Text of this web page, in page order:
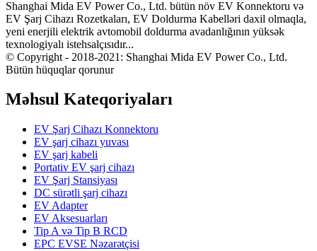
Shanghai Mida EV Power Co., Ltd. bütün növ EV Konnektoru və
EV Şarj Cihazı Rozetkaları, EV Doldurma Kabelləri daxil olmaqla,
yeni enerjili elektrik avtomobil doldurma avadanlığının yüksək
texnologiyalı istehsalçısıdır...
© Copyright - 2018-2021: Shanghai Mida EV Power Co., Ltd.
Bütün hüquqlar qorunur
Məhsul Kateqoriyaları
EV Şarj Cihazı Konnektoru
EV şarj cihazı yuvası
EV şarj kabeli
Portativ EV şarj cihazı
EV Şarj Stansiyası
DC sürətli şarj cihazı
EV Adapter
EV Aksesuarları
Tip A və Tip B RCD
EPC EVSE Nəzarətçisi